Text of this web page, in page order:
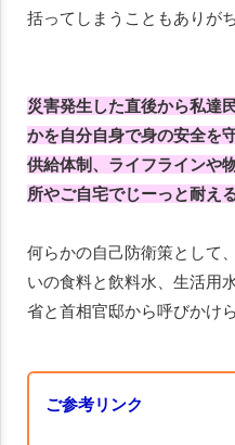
括ってしまうこともありが
災害発生した直後から私達
かを自分自身で身の安全を
供給体制、ライフラインや
所やご自宅でじーっと耐え
何らかの自己防衛策として
いの食料と飲料水、生活用
省と首相官邸から呼びかけ
ご参考リンク